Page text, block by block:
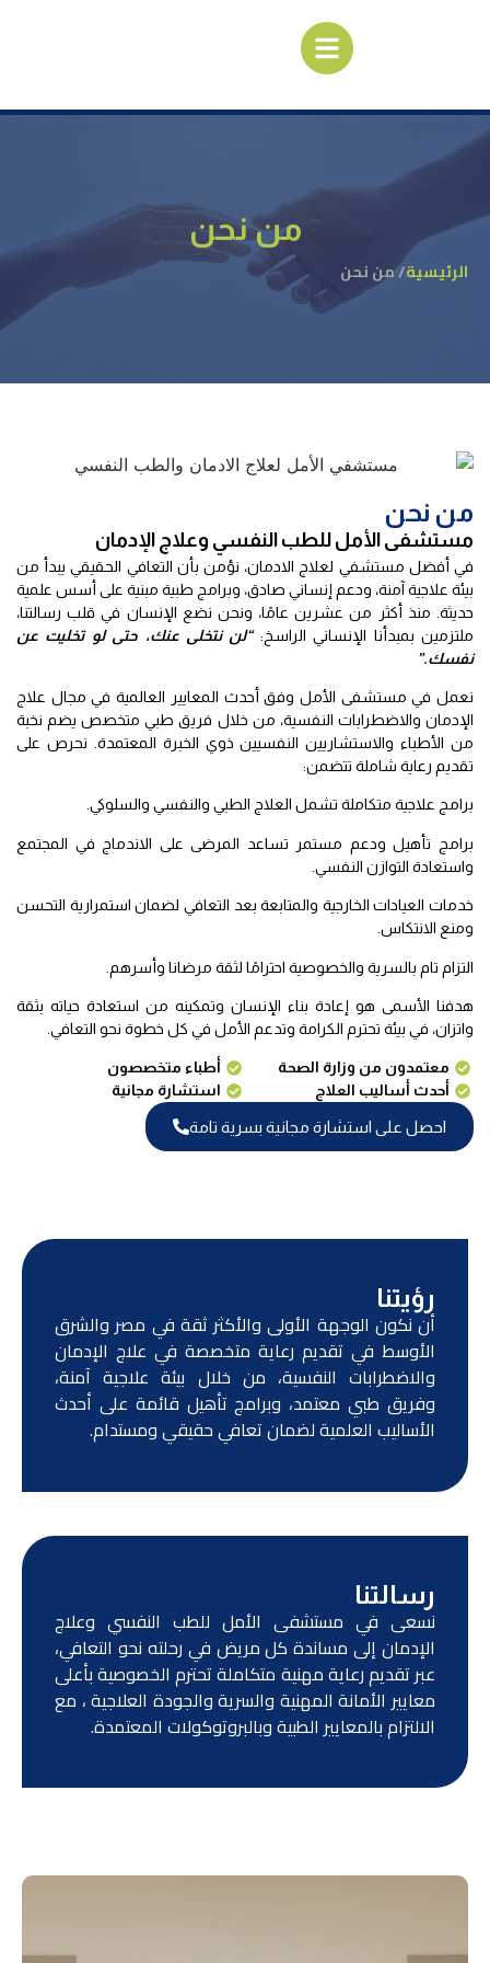
من نحن
الرئيسية/ من نحن
من نحن
مستشفى الأمل للطب النفسي وعلاج الإدمان
في أفضل مستشفي لعلاج الادمان، نؤمن بأن التعافي الحقيقي يبدأ من
بيئة علاجية آمنة، ودعم إنساني صادق، وبرامج طبية مبنية على أسس علمية
حديثة. منذ أكثر من عشرين عامًا، ونحن نضع الإنسان في قلب رسالتنا،
ملتزمين بمبدأنا الإنساني الراسخ:“لن نتخلى عنك، حتى لو تخليت عن
نفسك.”
نعمل في مستشفى الأمل وفق أحدث المعايير العالمية في مجال علاج
الإدمان والاضطرابات النفسية، من خلال فريق طبي متخصص يضم نخبة
من الأطباء والاستشاريين النفسيين ذوي الخبرة المعتمدة. نحرص على
تقديم رعاية شاملة تتضمن:
برامج علاجية متكاملة تشمل العلاج الطبي والنفسي والسلوكي.
برامج تأهيل ودعم مستمر تساعد المرضى على الاندماج في المجتمع
واستعادة التوازن النفسي.
خدمات العيادات الخارجية والمتابعة بعد التعافي لضمان استمرارية التحسن
ومنع الانتكاس.
التزام تام بالسرية والخصوصية احترامًا لثقة مرضانا وأسرهم.
هدفنا الأسمى هو إعادة بناء الإنسان وتمكينه من استعادة حياته بثقة
واتزان، في بيئة تحترم الكرامة وتدعم الأمل في كل خطوة نحو التعافي.
معتمدون من وزارة الصحة
أطباء متخصصون
أحدث أساليب العلاج
استشارة مجانية
احصل على استشارة مجانية بسرية تامة
رؤيتنا
أن نكون الوجهة الأولى والأكثر ثقة في مصر والشرق
الأوسط في تقديم رعاية متخصصة في علاج الإدمان
والاضطرابات النفسية، من خلال بيئة علاجية آمنة،
وفريق طبي معتمد، وبرامج تأهيل قائمة على أحدث
الأساليب العلمية لضمان تعافي حقيقي ومستدام.
رسالتنا
نسعى في مستشفى الأمل للطب النفسي وعلاج
الإدمان إلى مساندة كل مريض في رحلته نحو التعافي،
عبر تقديم رعاية مهنية متكاملة تحترم الخصوصية بأعلى
معايير الأمانة المهنية والسرية والجودة العلاجية ، مع
الالتزام بالمعايير الطبية وبالبروتوكولات المعتمدة.